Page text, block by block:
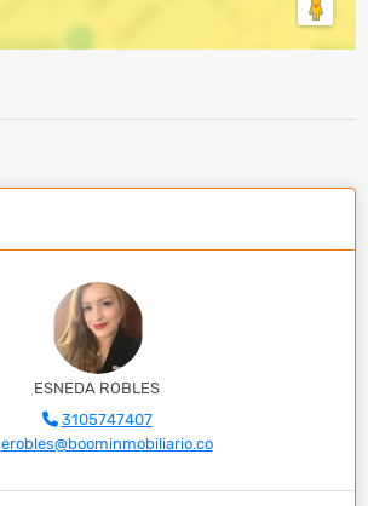
ESNEDA ROBLES
3105747407
erobles@boominmobiliario.co